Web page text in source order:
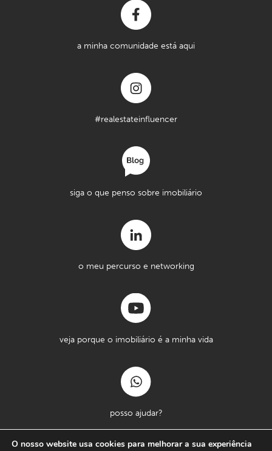
a minha comunidade está aqui
#realestateinfluencer
siga o que penso sobre imobiliário
o meu percurso e networking
veja porque o imobiliário é a minha vida
posso ajudar?
O nosso website usa cookies para melhorar a sua experiência